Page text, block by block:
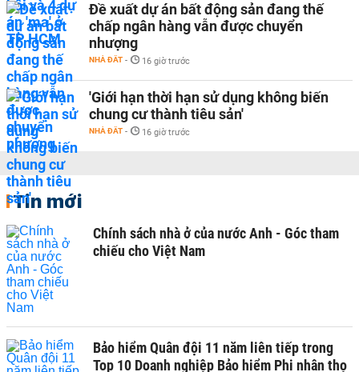
Đề xuất dự án bất động sản đang thế
chấp ngân hàng vẫn được chuyển
nhượng
NHÀ ĐẤT - 16 giờ trước
'Giới hạn thời hạn sử dụng không biến
chung cư thành tiêu sản'
NHÀ ĐẤT - 16 giờ trước
Tin mới
Chính sách nhà ở của nước Anh - Góc tham
chiếu cho Việt Nam
Bảo hiểm Quân đội 11 năm liên tiếp trong
Top 10 Doanh nghiệp Bảo hiểm Phi nhân thọ